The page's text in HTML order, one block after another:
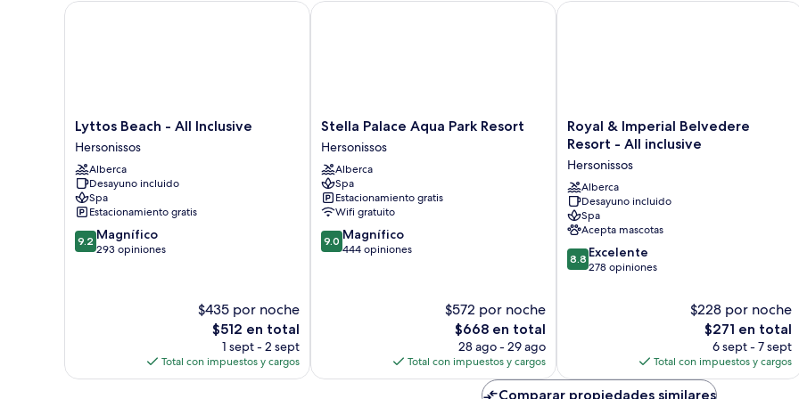
(Star)
Lyttos
Beach
-
All
Inclusive
Hersonissos
Lyttos Beach - All Inclusive
Hersonissos
Alberca
Desayuno incluido
Spa
Estacionamiento gratis
9.2
de
9.2 Magnífico
293 opiniones
$435 por noche
El
precio
actual
es
$512 en total
1 sept - 2 sept
Total con impuestos y cargos
Lyttos Beach - All Inclusive
Stella
Palace
Aqua
Park
Resort
Hersonissos
Stella Palace Aqua Park Resort
Hersonissos
Alberca
Spa
Estacionamiento gratis
Wifi gratuito
9.0
de
9.0 Magnífico
444 opiniones
$572 por noche
El
precio
actual
es
$668 en total
28 ago - 29 ago
Total con impuestos y cargos
Stella Palace Aqua Park Resort
Royal
&
Belvedere
Resort
-
All
inclusive
Hersonissos
Royal & Imperial Belvedere
Resort - All inclusive
Hersonissos
Alberca
Desayuno incluido
Spa
Acepta mascotas
8.8
de
8.8 Excelente
278 opiniones
$228 por noche
El
precio
actual
es
de
$271 en total
6 sept - 7 sept
Total con impuestos y cargos
Royal & Imperial Belvedere Resort -
Comparar propiedades similares